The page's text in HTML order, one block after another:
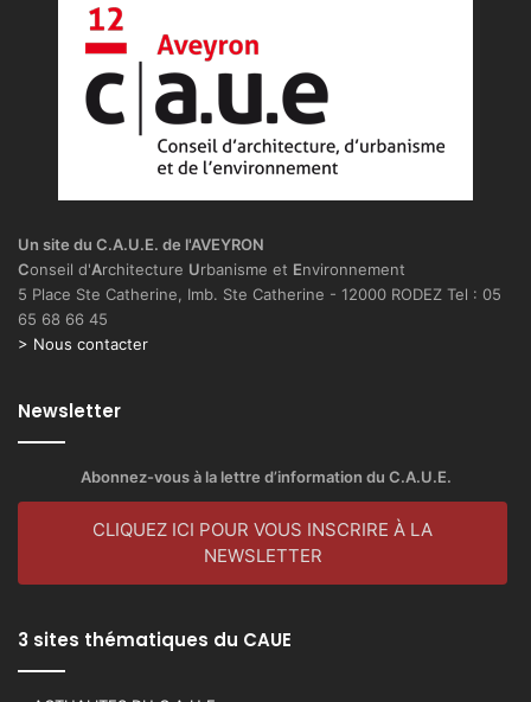
Un site du C.A.U.E. de l'AVEYRON
Conseil d'Architecture Urbanisme et Environnement
5 Place Ste Catherine, Imb. Ste Catherine - 12000 RODEZ Tel : 05
65 68 66 45
> Nous contacter
Newsletter
Abonnez-vous à la lettre d’information du C.A.U.E.
CLIQUEZ ICI POUR VOUS INSCRIRE À LA
NEWSLETTER
3 sites thématiques du CAUE